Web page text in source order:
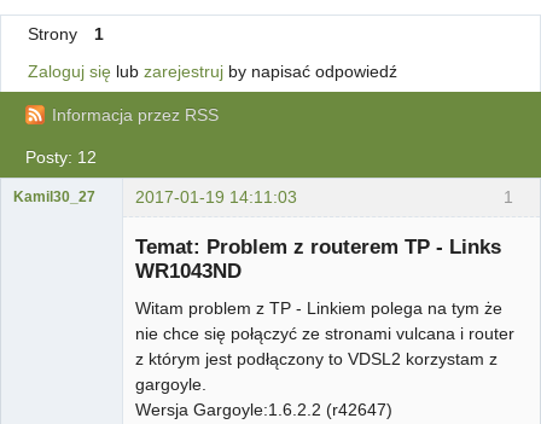
Strony
1
Zaloguj sięlub zarejestrujby napisać odpowiedź
Informacja przez RSS
Posty: 12
1
Kamil30_27 2017-01-19 14:11:03
Temat: Problem z routerem TP - Links
WR1043ND
Witam problem z TP - Linkiem polega na tym że
nie chce się połączyć ze stronami vulcana i router
z którym jest podłączony to VDSL2 korzystam z
gargoyle.
Wersja Gargoyle:1.6.2.2 (r42647)